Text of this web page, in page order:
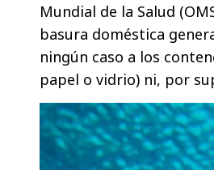
Mundial de la Salud
basura doméstica
ningún caso a los
papel o vidrio) ni, por